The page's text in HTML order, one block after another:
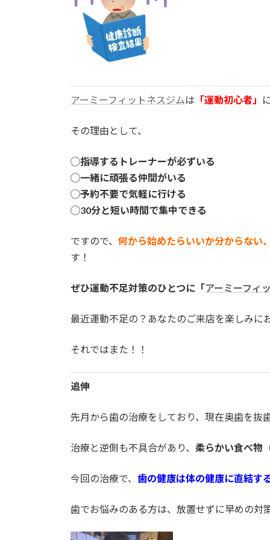
アーミーフィットネスジムは 「運動初心者」
その理由として、
◯指導するトレーナーが必ずいる
◯一緒に頑張る仲間がいる
◯予約不要で気軽に行ける
◯30分と短い時間で集中できる
ですので、 何から始めたらいいか分からない
す！
ぜひ運動不足対策のひとつに「アーミーフィ
最近運動不足の？あなたのご来店を楽しみに
それではまた！！
追伸
先月から歯の治療をしており、現在奥歯を抜
治療と逆側も不具合があり、 柔らかい食べ物
今回の治療で、 歯の健康は体の健康に直結す
歯でお悩みのある方は、放置せずに早めの対